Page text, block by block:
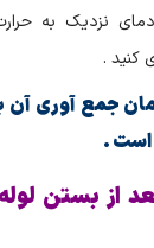
دمای نزدیک به
کنید .
زمان جمع آوری
است .
از بستن